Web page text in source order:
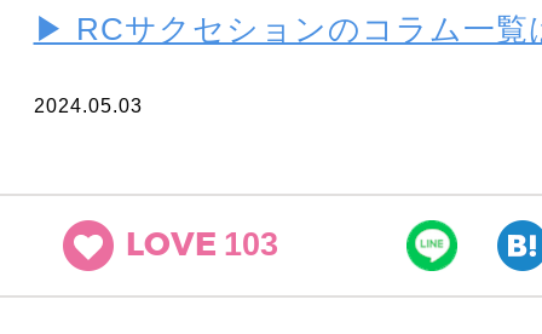
▶ RCサクセションのコラム一覧
2024.05.03
LOVE 103